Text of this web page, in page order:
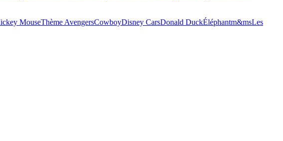
MouseThème AvengersCowboyDisney CarsDonald DuckÉléphantm&msLes